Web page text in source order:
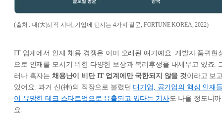
(출처 : 대(大)퇴직 시대, 기업에 던지는 4가지 질문, FORTUNE KOREA, 2022)
IT 업계에서 인재 채용 경쟁은 이미 오래된 얘기예요. 개발자 품귀현
으로 인재를 모시기 위한 다양한 보상과 복리후생을 내세우고 있죠.
러나 혹자는 채용난이 비단 IT 업계에만 국한되지 않을 것이라고 보
있어요. 과거 신(神)의 직장으로 불렸던대기업, 공기업의 핵심 인재
이 유망한 테크 스타트업으로 유출되고 있다는 기사도 나올 정도니까
요.